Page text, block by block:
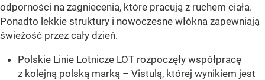
odporności na zagniecenia, które pracują z ruchem ciała.
Ponadto lekkie struktury i nowoczesne włókna zapewniają
świeżość przez cały dzień.
Polskie Linie Lotnicze LOT rozpoczęły współpracę
z kolejną polską marką – Vistulą, której wynikiem jest